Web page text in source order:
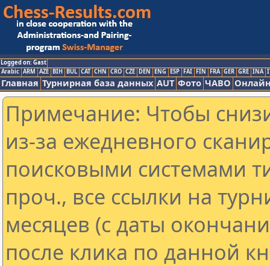
Logged on: Gast
Arabic ARM AZE BIH BUL CAT CHN CRO CZE DEN ENG ESP FAI FIN FRA GER GRE INA
Главная Турнирная база данных AUT Фото ЧАВО
Примечание: Чтобы
из-за ежедневного
поисковыми системами
проч., все ссылки на
месяцев (с даты
после клика по данной